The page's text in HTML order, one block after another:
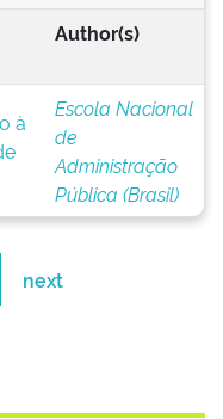
Author(s)
à
Escola Nacional
de
Administração
Pública (Brasil)
next